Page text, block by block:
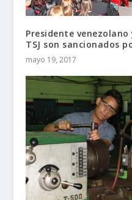
Presidente
TSJ son sancionados
mayo 19, 2017